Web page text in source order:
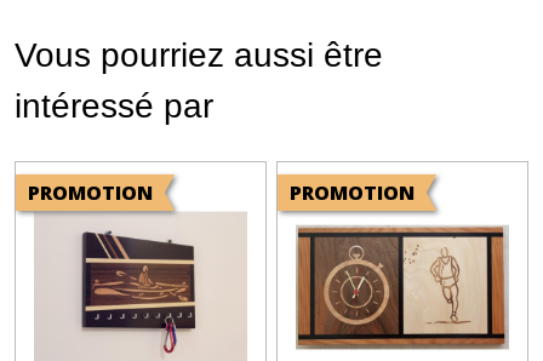
Vous pourriez aussi être
intéressé par
PROMOTION PROMOTION